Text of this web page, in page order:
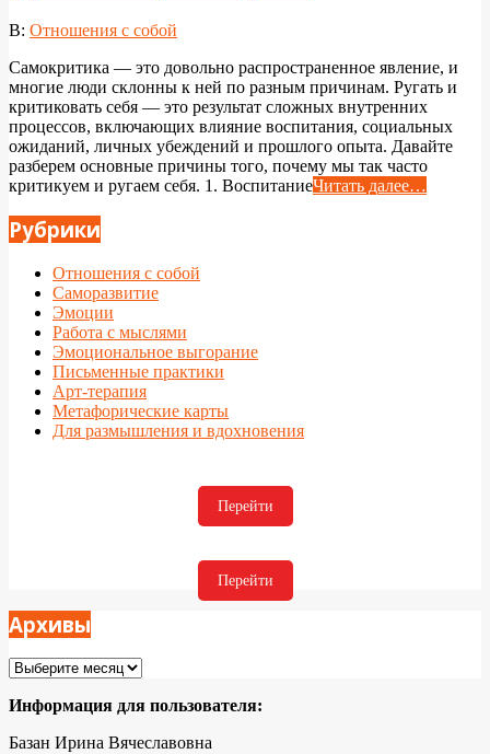
2025-
06
В: Отношения с собой
Самокритика — это довольно распространенное явление, и
многие люди склонны к ней по разным причинам. Ругать и
критиковать себя — это результат сложных внутренних
процессов, включающих влияние воспитания, социальных
ожиданий, личных убеждений и прошлого опыта. Давайте
разберем основные причины того, почему мы так часто
критикуем и ругаем себя. 1. ВоспитаниеЧитать далее…
Рубрики
Отношения с собой
Саморазвитие
Эмоции
Работа с мыслями
Эмоциональное выгорание
Письменные практики
Арт-терапия
Метафорические карты
Для размышления и вдохновения
Перейти
Перейти
Архивы
Архивы
Информация для пользователя:
Базан Ирина Вячеславовна